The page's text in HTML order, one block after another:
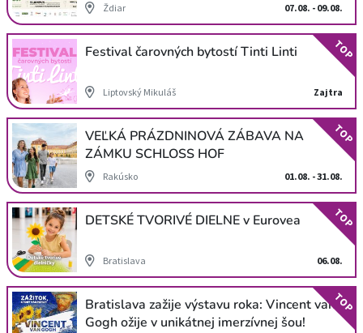
Ždiar 07.08. - 09.08.
Festival čarovných bytostí Tinti Linti
Liptovský Mikuláš Zajtra
TOP
VEĽKÁ PRÁZDNINOVÁ ZÁBAVA NA
ZÁMKU SCHLOSS HOF
Rakúsko 01.08. - 31.08.
TOP
DETSKÉ TVORIVÉ DIELNE v Eurovea
Bratislava 06.08.
TOP
Bratislava zažije výstavu roka: Vincent van
Gogh ožije v unikátnej imerzívnej šou!
TOP